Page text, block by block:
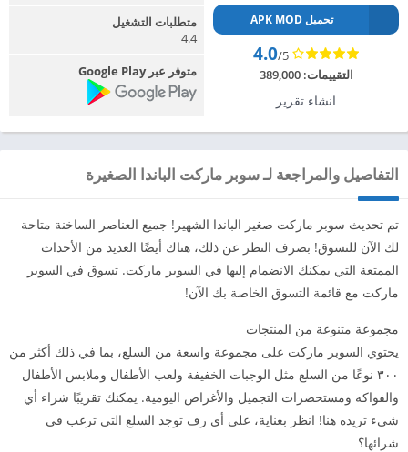
تحميل APK MOD
4.0/5
التقييمات:389,000
انشاء تقرير
متطلبات التشغيل
4.4
متوفر عبر Google Play
التفاصيل والمراجعة لـ سوبر ماركت الباندا الصغيرة
تم تحديث سوبر ماركت صغير الباندا الشهير! جميع العناصر الساخنة متاحة
لك الآن للتسوق! بصرف النظر عن ذلك، هناك أيضًا العديد من الأحداث
الممتعة التي يمكنك الانضمام إليها في السوبر ماركت. تسوق في السوبر
ماركت مع قائمة التسوق الخاصة بك الآن!
مجموعة متنوعة من المنتجات
يحتوي السوبر ماركت على مجموعة واسعة من السلع، بما في ذلك أكثر من
۳۰۰ نوعًا من السلع مثل الوجبات الخفيفة ولعب الأطفال وملابس الأطفال
والفواكه ومستحضرات التجميل والأغراض اليومية. يمكنك تقريبًا شراء أي
شيء تريده هنا! انظر بعناية، على أي رف توجد السلع التي ترغب في
شرائها؟